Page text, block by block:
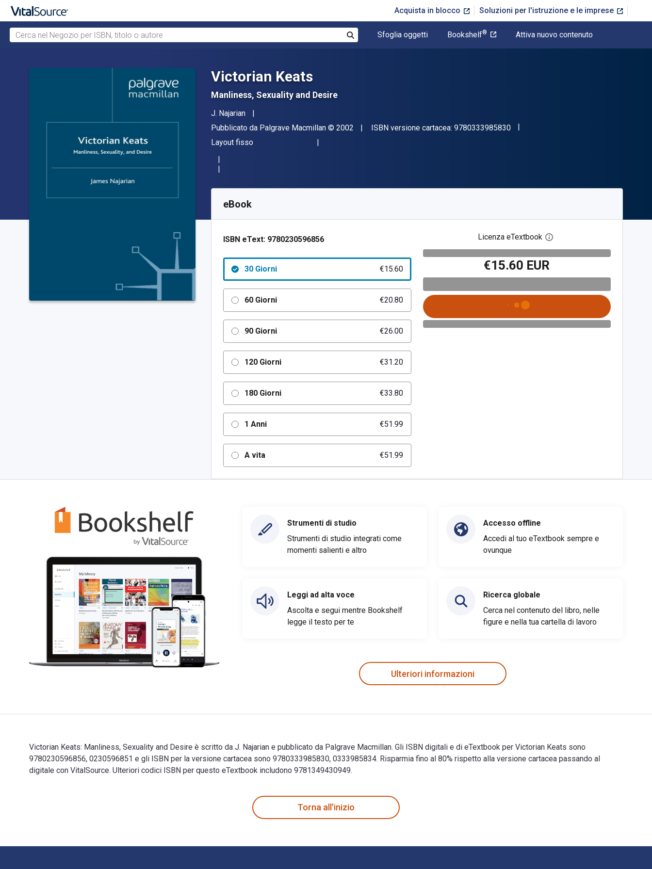
Acquista in blocco Soluzioni per l'istruzione e le imprese
Cerca nel Negozio per ISBN, titolo o autore
Sfoglia oggetti Bookshelf® Attiva nuovo contenuto
Victorian Keats
Manliness, Sexuality and Desire
Autore(i)
J. Najarian
Editore
Pubblicato da Palgrave Macmillan Copyright
© 2002 ISBN versione cartacea: 9780333985830"ISBN-13 9780333985830"
Formato
Layout fisso
SKU:
eBook
ISBN eText: 9780230596856
30 Giorni €15.60
60 Giorni €20.80
90 Giorni €26.00
120 Giorni €31.20
180 Giorni €33.80
1 Anni €51.99
A vita €51.99
Licenza eTextbook Apri la finestra di dialogo
€15.60 EUR
Strumenti di studio
Strumenti di studio integrati come
momenti salienti e altro
Leggi ad alta voce
Ascolta e segui mentre Bookshelf
legge il testo per te
Accesso offline
Accedi al tuo eTextbook sempre e
ovunque
Ricerca globale
Cerca nel contenuto del libro, nelle
figure e nella tua cartella di lavoro
Ulteriori informazioni
Victorian Keats: Manliness, Sexuality and Desire è scritto da J. Najarian e pubblicato da Palgrave Macmillan. Gli ISBN digitali e di eTextbook per Victorian Keats sono
9780230596856, 0230596851 e gli ISBN per la versione cartacea sono 9780333985830, 0333985834. Risparmia fino al 80% rispetto alla versione cartacea passando al
digitale con VitalSource. Ulteriori codici ISBN per questo eTextbook includono 9781349430949.
Torna all'inizio